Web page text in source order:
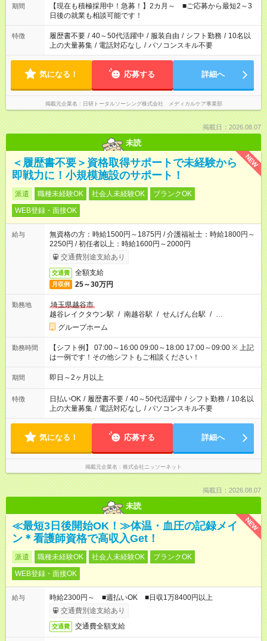
たくない」 など、ご希望を教えてくださいね。 ※Wワーク希望
の方へ 今ご覧のお仕事で希望する勤務時間と、もう1つのお仕事
の勤務時間。 合計で週40時間を超える場合は応募できません。
期間
【現在も積極採用中！急募！】2カ月～ ■ご応募から最短2～3
日後の就業も相談可能です！
特徴 履歴書不要 / 40～50代活躍中 / 服装自由 / シフト勤務 / 10名以
上の大量募集 / 電話対応なし / パソコンスキル不要
気になる！ 応募する 詳細へ
掲載元企業名 日研トータルソーシング株式会社 メディカルケア事業部
掲載日：2026.08.07
未読
NEW
＜履歴書不要＞資格取得サポートで未経験から
即戦力に！小規模施設のサポート！
派遣 職種未経験OK 社会人未経験OK
ブランクOK
WEB登録・面接OK
給与
無資格の方：時給1500円～1875円 / 介護福祉士：時給1800円～
2250円 / 初任者以上：時給1600円～2000円
交通費別途支給あり
交通費 全額支給
月収例 25～30万円
勤務地
埼玉県越谷市
越谷レイクタウン駅 / 南越谷駅 / せんげん台駅 / …
グループホーム
勤務時間
【シフト例】 07:00～16:00 09:00～18:00 17:00～09:00 ※ 上記
は一例です！その他シフトもご相談ください！
期間 即日～2ヶ月以上
特徴 日払いOK / 履歴書不要 / 40～50代活躍中 / シフト勤務 / 10名以
上の大量募集 / 電話対応なし / パソコンスキル不要
気になる！ 応募する 詳細へ
掲載元企業名 株式会社ニッソーネット
掲載日：2026.08.07
未読
NEW
≪最短3日後開始OK！≫体温・血圧の記録メイ
ン＊看護師資格で高収入Get！
派遣 職種未経験OK 社会人未経験OK
ブランクOK
WEB登録・面接OK
給与
時給2300円～ ■週払いOK ■日収1万8400円以上
交通費別途支給あり
交通費 交通費全額支給